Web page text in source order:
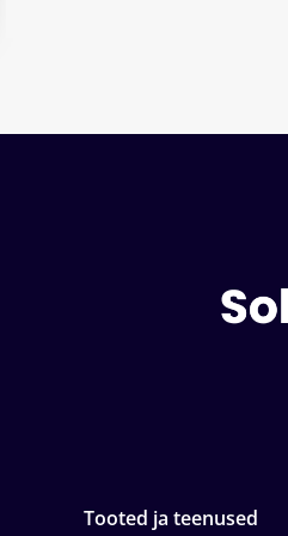
Tooted ja teenused